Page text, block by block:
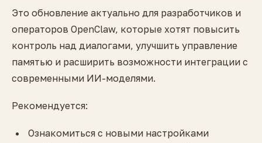
Это обновление актуально для разработчиков и
операторов OpenClaw, которые хотят повысить
контроль над диалогами, улучшить управление
памятью и расширить возможности интеграции с
современными ИИ-моделями.
Рекомендуется:
Ознакомиться с новыми настройками